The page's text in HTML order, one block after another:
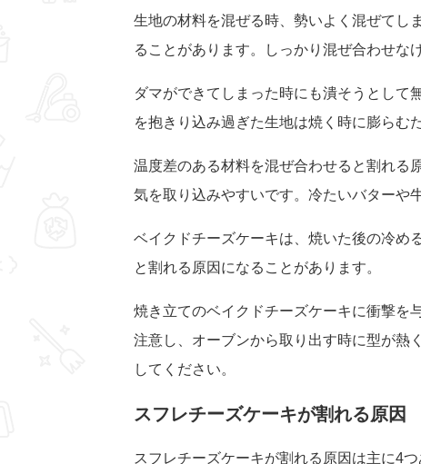
生地の材料を混ぜる時、勢いよく混ぜてし
ることがあります。しっかり混ぜ合わせな
ダマができてしまった時にも潰そうとして
を抱きり込み過ぎた生地は焼く時に膨らむ
温度差のある材料を混ぜ合わせると割れる
気を取り込みやすいです。冷たいバターや
ベイクドチーズケーキは、焼いた後の冷め
と割れる原因になることがあります。
焼き立てのベイクドチーズケーキに衝撃を
注意し、オーブンから取り出す時に型が熱
してください。
スフレチーズケーキが割れる原因
スフレチーズケーキが割れる原因は主に4つ